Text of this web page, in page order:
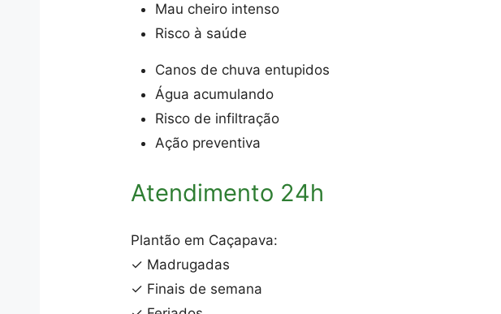
Mau cheiro intenso
Risco à saúde
Canos de chuva entupidos
Água acumulando
Risco de infiltração
Ação preventiva
Atendimento 24h
Plantão em Caçapava:
✓ Madrugadas
✓ Finais de semana